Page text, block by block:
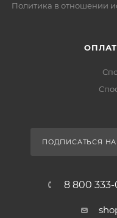
Политика в отношении
ПОДПИСАТЬСЯ
8 800